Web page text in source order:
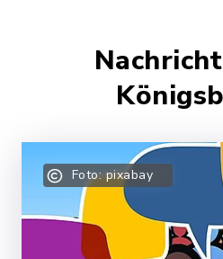
Foto: pixabay